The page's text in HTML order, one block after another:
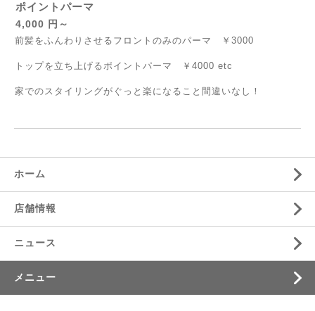
ポイントパーマ
4,000 円～
前髪をふんわりさせるフロントのみのパーマ ￥3000
トップを立ち上げるポイントパーマ ￥4000 etc
家でのスタイリングがぐっと楽になること間違いなし！
ホーム
店舗情報
ニュース
メニュー